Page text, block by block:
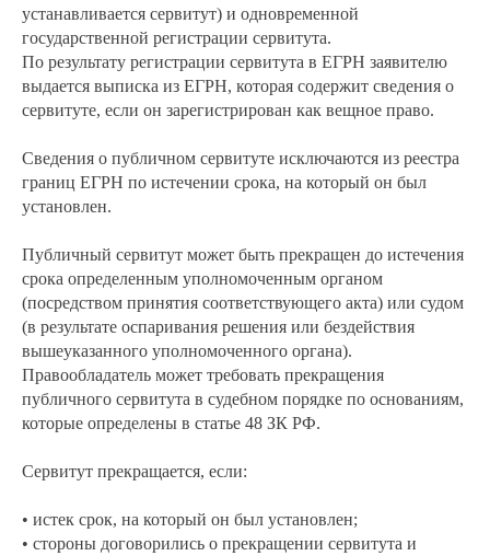
устанавливается сервитут) и одновременной
государственной регистрации сервитута.
По результату регистрации сервитута в ЕГРН заявителю
выдается выписка из ЕГРН, которая содержит сведения о
сервитуте, если он зарегистрирован как вещное право.
Сведения о публичном сервитуте исключаются из реестра
границ ЕГРН по истечении срока, на который он был
установлен.
Публичный сервитут может быть прекращен до истечения
срока определенным уполномоченным органом
(посредством принятия соответствующего акта) или судом
(в результате оспаривания решения или бездействия
вышеуказанного уполномоченного органа).
Правообладатель может требовать прекращения
публичного сервитута в судебном порядке по основаниям,
которые определены в статье 48 ЗК РФ.
Сервитут прекращается, если:
• истек срок, на который он был установлен;
• стороны договорились о прекращении сервитута и